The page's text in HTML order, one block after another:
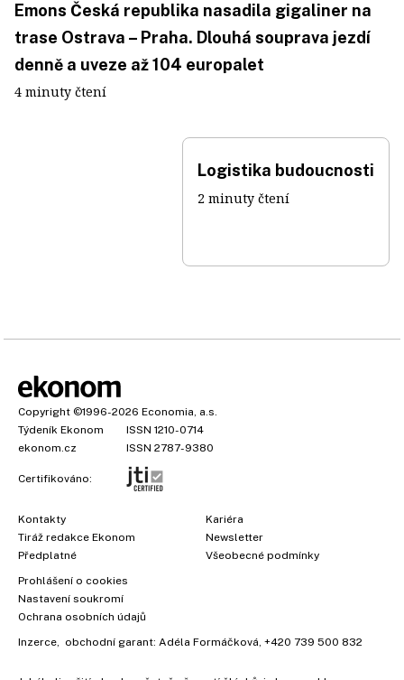
Emons Česká republika nasadila gigaliner na
trase Ostrava – Praha. Dlouhá souprava jezdí
denně a uveze až 104 europalet
4 minuty čtení
Logistika budoucnosti
2 minuty čtení
Copyright ©1996-2026 Economia, a.s.
Týdeník Ekonom
ISSN 1210-0714
ekonom.cz
ISSN 2787-9380
Certifikováno:
Kontakty
Tiráž redakce Ekonom
Předplatné
Kariéra
Newsletter
Všeobecné podmínky
Prohlášení o cookies
Nastavení soukromí
Ochrana osobních údajů
Inzerce, obchodní garant: Adéla Formáčková, +420 739 500 832